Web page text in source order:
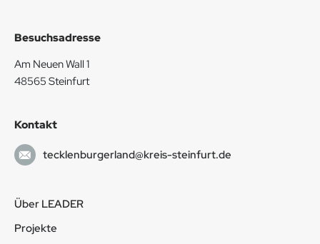
Besuchsadresse
Am Neuen Wall 1
48565 Steinfurt
Kontakt
tecklenburgerland@kreis-steinfurt.de
Über LEADER
Projekte